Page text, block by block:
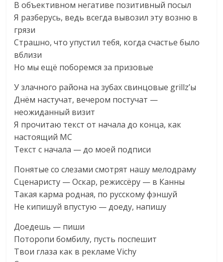
В объективном негативе позитивный посыл
Я разберусь, ведь всегда вывозил эту возню в
грязи
Страшно, что упустил тебя, когда счастье было
вблизи
Но мы ещё поборемся за призовые
У злачного района на зубах свинцовые grillz’ы
Днём настучат, вечером постучат —
неожиданный визит
Я прочитаю текст от начала до конца, как
настоящий MC
Текст с начала — до моей подписи
Понятые со слезами смотрят нашу мелодраму
Сценаристу — Оскар, режиссёру — в Канны
Такая карма родная, по русскому фэншуй
Не кипишуй впустую — доеду, напишу
Доедешь — пиши
Поторопи бомбилу, пусть поспешит
Твои глаза как в рекламе Vichy